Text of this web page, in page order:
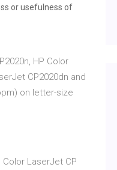
or usefulness of
HP Color
CP2020dn and
on letter-size
LaserJet CP